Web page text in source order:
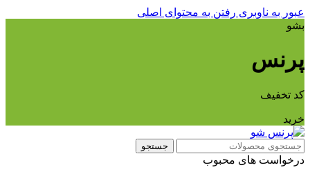
عبور به ناوبری رفتن به محتوای اصلی
بشو
پرنس
کد تخفیف
خرید
جستجو
درخواست های محبوب
قیمت ها در حال به روز رسانی می باشد، برای اطلاع از موجودی